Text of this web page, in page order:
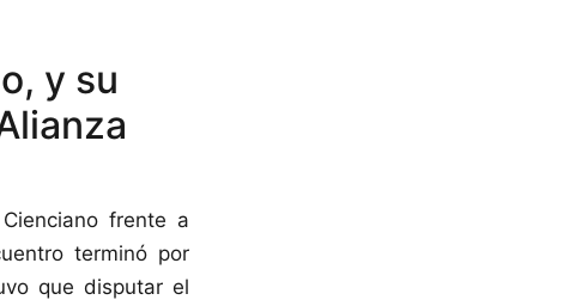
y su
frente a
terminó por
que disputar el